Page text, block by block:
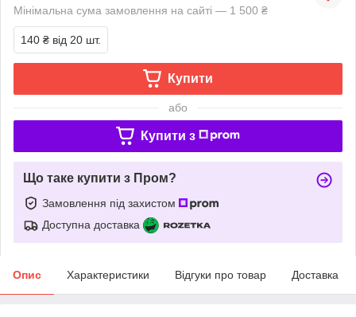
Мінімальна сума замовлення на сайті — 1 500 ₴
140 ₴ від 20 шт.
Купити
або
Купити з
Що таке купити з Пром?
Замовлення під захистом
Доступна доставка
Опис Характеристики Відгуки про товар Доставка